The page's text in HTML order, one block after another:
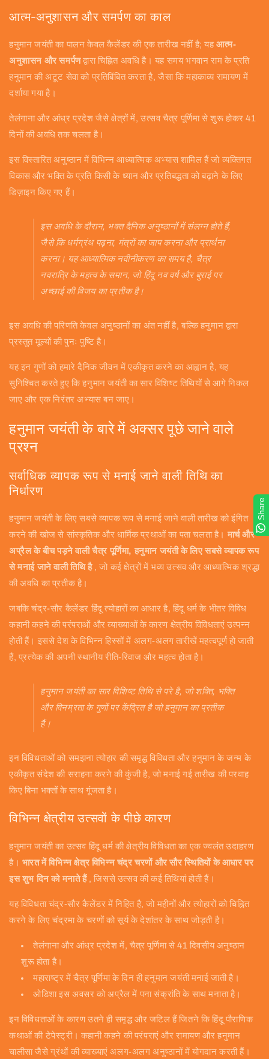
आत्म-अनुशासन और समर्पण का काल
हनुमान जयंती का पालन केवल कैलेंडर की एक तारीख नहीं है; यहआत्म-
अनुशासन और समर्पणद्वारा चिह्नित अवधि है। यह समय भगवान राम के प्रति
हनुमान की अटूट सेवा को प्रतिबिंबित करता है, जैसा कि महाकाव्य रामायण में
दर्शाया गया है।
तेलंगाना और आंध्र प्रदेश जैसे क्षेत्रों में, उत्सव चैत्र पूर्णिमा से शुरू होकर 41
दिनों की अवधि तक चलता है।
इस विस्तारित अनुष्ठान में विभिन्न आध्यात्मिक अभ्यास शामिल हैं जो व्यक्तिगत
विकास और भक्ति के प्रति किसी के ध्यान और प्रतिबद्धता को बढ़ाने के लिए
डिज़ाइन किए गए हैं।
इस अवधि के दौरान, भक्त दैनिक अनुष्ठानों में संलग्न होते हैं,
जैसे कि धर्मग्रंथ पढ़ना, मंत्रों का जाप करना और प्रार्थना
करना। यह आध्यात्मिक नवीनीकरण का समय है, चैत्र
नवरात्रि के महत्व के समान, जो हिंदू नव वर्ष और बुराई पर
अच्छाई की विजय का प्रतीक है।
इस अवधि की परिणति केवल अनुष्ठानों का अंत नहीं है, बल्कि हनुमान द्वारा
प्रस्तुत मूल्यों की पुनः पुष्टि है।
यह इन गुणों को हमारे दैनिक जीवन में एकीकृत करने का आह्वान है, यह
सुनिश्चित करते हुए कि हनुमान जयंती का सार विशिष्ट तिथियों से आगे निकल
जाए और एक निरंतर अभ्यास बन जाए।
हनुमान जयंती के बारे में अक्सर पूछे जाने वाले
प्रश्न
सर्वाधिक व्यापक रूप से मनाई जाने वाली तिथि का
निर्धारण
हनुमान जयंती के लिए सबसे व्यापक रूप से मनाई जाने वाली तारीख को इंगित
करने की खोज से सांस्कृतिक और धार्मिक प्रथाओं का पता चलता है। मार्च और
अप्रैल के बीच पड़ने वाली चैत्र पूर्णिमा, हनुमान जयंती के लिए सबसे व्यापक रूप
से मनाई जाने वाली तिथि है, जो कई क्षेत्रों में भव्य उत्सव और आध्यात्मिक श्रद्धा
की अवधि का प्रतीक है।
जबकि चंद्र-सौर कैलेंडर हिंदू त्योहारों का आधार है, हिंदू धर्म के भीतर विविध
कहानी कहने की परंपराओं और व्याख्याओं के कारण क्षेत्रीय विविधताएं उत्पन्न
होती हैं। इससे देश के विभिन्न हिस्सों में अलग-अलग तारीखें महत्वपूर्ण हो जाती
हैं, प्रत्येक की अपनी स्थानीय रीति-रिवाज और महत्व होता है।
हनुमान जयंती का सार विशिष्ट तिथि से परे है, जो शक्ति, भक्ति
और विनम्रता के गुणों पर केंद्रित है जो हनुमान का प्रतीक
हैं।
इन विविधताओं को समझना त्योहार की समृद्ध विविधता और हनुमान के जन्म के
एकीकृत संदेश की सराहना करने की कुंजी है, जो मनाई गई तारीख की परवाह
किए बिना भक्तों के साथ गूंजता है।
विभिन्न क्षेत्रीय उत्सवों के पीछे कारण
हनुमान जयंती का उत्सव हिंदू धर्म की क्षेत्रीय विविधता का एक ज्वलंत उदाहरण
है। भारत में विभिन्न क्षेत्र विभिन्न चंद्र चरणों और सौर स्थितियों के आधार पर
इस शुभ दिन को मनाते हैं, जिससे उत्सव की कई तिथियां होती हैं।
यह विविधता चंद्र-सौर कैलेंडर में निहित है, जो महीनों और त्योहारों को चिह्नित
करने के लिए चंद्रमा के चरणों को सूर्य के देशांतर के साथ जोड़ती है।
तेलंगाना और आंध्र प्रदेश में, चैत्र पूर्णिमा से 41 दिवसीय अनुष्ठान
शुरू होता है।
महाराष्ट्र में चैत्र पूर्णिमा के दिन ही हनुमान जयंती मनाई जाती है।
ओडिशा इस अवसर को अप्रैल में पना संक्रांति के साथ मनाता है।
इन विविधताओं के कारण उतने ही समृद्ध और जटिल हैं जितने कि हिंदू पौराणिक
कथाओं की टेपेस्ट्री। कहानी कहने की परंपराएं और रामायण और हनुमान
चालीसा जैसे ग्रंथों की व्याख्याएं अलग-अलग अनुष्ठानों में योगदान करती हैं।
Share